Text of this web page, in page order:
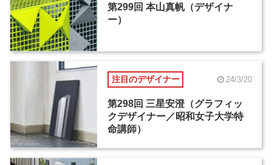
第299回 本山真帆（デザイナ
ー）
注目のデザイナー 24/3/20
第298回 三星安澄（グラフィッ
クデザイナー／昭和女子大学特
命講師）